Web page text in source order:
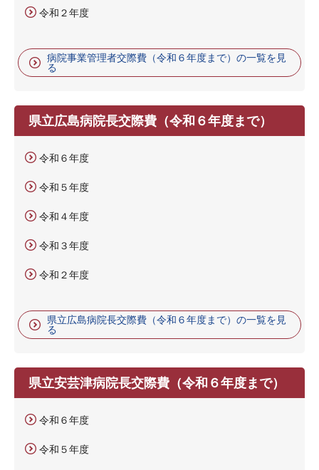
令和２年度
病院事業管理者交際費（令和６年度まで）の一覧を見
る
県立広島病院長交際費（令和６年度まで）
令和６年度
令和５年度
令和４年度
令和３年度
令和２年度
県立広島病院長交際費（令和６年度まで）の一覧を見
る
県立安芸津病院長交際費（令和６年度まで）
令和６年度
令和５年度